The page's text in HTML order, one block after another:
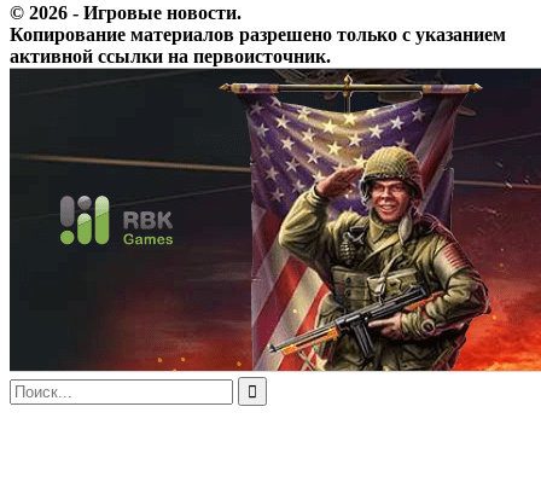
© 2026 - Игровые новости.
Копирование материалов разрешено только с указанием
активной ссылки на первоисточник.